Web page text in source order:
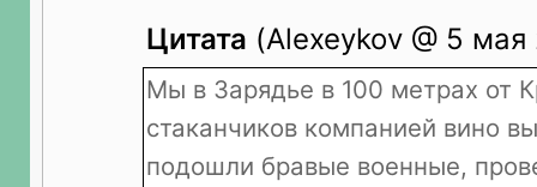
Цитата (Alexeykov @ 5
Мы в Зарядье в 100 метрах от
стаканчиков компанией вино
подошли бравые военные,